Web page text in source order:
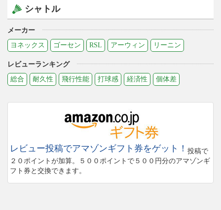
シャトル
メーカー
ヨネックス
ゴーセン RSL アーウィン リーニン
レビューランキング
総合
耐久性 飛行性能 打球感 経済性 個体差
レビュー投稿でアマゾンギフト券をゲット！ 投稿で
２０ポイントが加算。５００ポイントで５００円分のアマゾンギ
フト券と交換できます。